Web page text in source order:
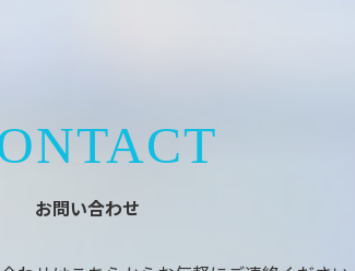
お問い合わせ